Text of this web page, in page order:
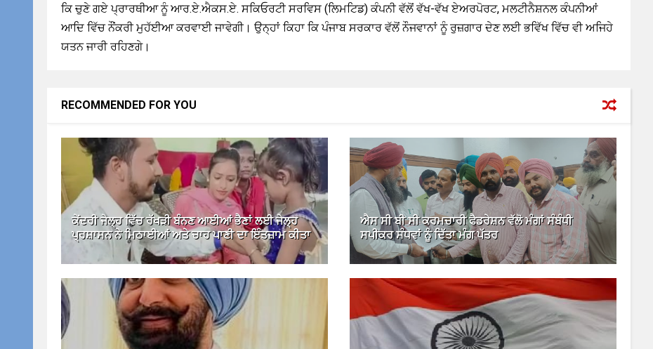
ਕਿ ਚੁਣੇ ਗਏ ਪ੍ਰਾਰਥੀਆ ਨੂੰ ਆਰ.ਏ.ਐਕਸ.ਏ. ਸਕਿਓਰਟੀ ਸਰਵਿਸ (ਲਿਮਟਿਡ) ਕੰਪਨੀ ਵੱਲੋਂ ਵੱਖ-ਵੱਖ ਏਅਰਪੋਰਟ, ਮਲਟੀਨੈਸ਼ਨਲ ਕੰਪਨੀਆਂ
ਆਦਿ ਵਿੱਚ ਨੌਂਕਰੀ ਮੁਹੱਈਆ ਕਰਵਾਈ ਜਾਵੇਗੀ। ਉਨ੍ਹਾਂ ਕਿਹਾ ਕਿ ਪੰਜਾਬ ਸਰਕਾਰ ਵੱਲੋਂ ਨੌਜਵਾਨਾਂ ਨੂੰ ਰੁਜ਼ਗਾਰ ਦੇਣ ਲਈ ਭਵਿੱਖ ਵਿੱਚ ਵੀ ਅਜਿਹੇ
ਯਤਨ ਜਾਰੀ ਰਹਿਣਗੇ।
RECOMMENDED FOR YOU
ਕੇਂਦਰੀ ਜੇਲ੍ਹ ਵਿੱਚ ਰੱਖੜੀ ਬੰਨਣ ਆਈਆਂ ਭੈਣਾਂ ਲਈ ਜੇਲ੍ਹ
ਪ੍ਰਸ਼ਾਸਨ ਨੇ ਮਿਠਾਈਆਂ ਅਤੇ ਚਾਹ ਪਾਣੀ ਦਾ ਇੰਤਜ਼ਾਮ ਕੀਤਾ
ਐਸ ਸੀ ਬੀ ਸੀ ਕਰਮਚਾਰੀ ਫੈਡਰੇਸ਼ਨ ਵੱਲੋ ਮੰਗਾਂ ਸੰਬੰਧੀ
ਸਪੀਕਰ ਸੰਧਵਾਂ ਨੂੰ ਦਿੱਤਾ ਮੰਗ ਪੱਤਰ